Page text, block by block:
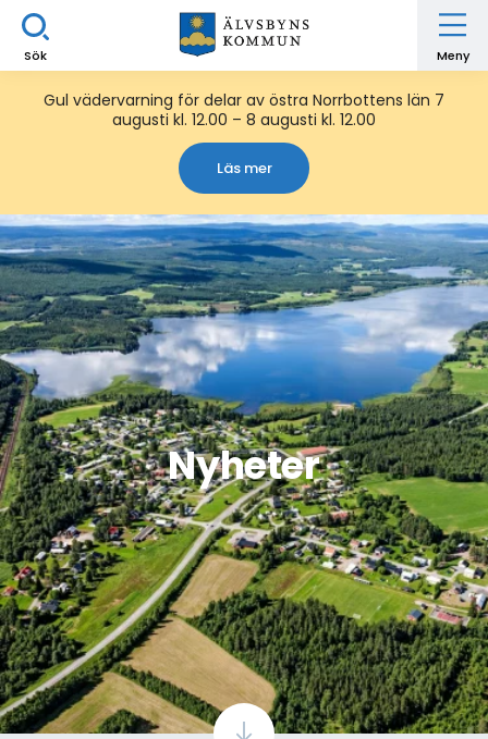
Sök Meny
Gul vädervarning för delar av östra Norrbottens län 7
augusti kl. 12.00 – 8 augusti kl. 12.00
Läs mer
Nyheter